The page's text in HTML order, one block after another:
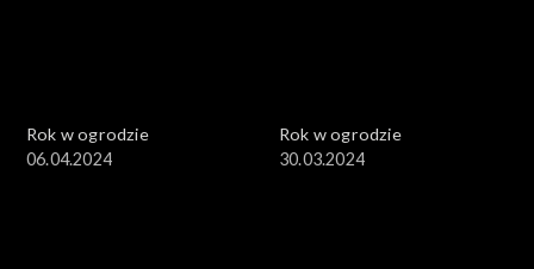
Rok w ogrodzie
06.04.2024
Rok w ogrodzie
30.03.2024